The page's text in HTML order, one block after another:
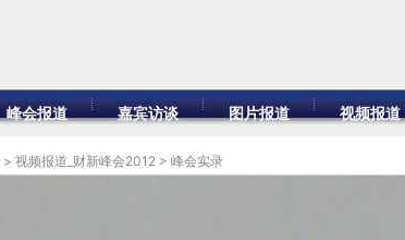
峰会报道 嘉宾访谈 图片报道 视频报道
> 视频报道_财新峰会2012 > 峰会实录